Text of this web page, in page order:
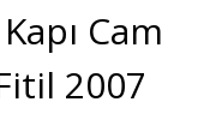
Cam
2007